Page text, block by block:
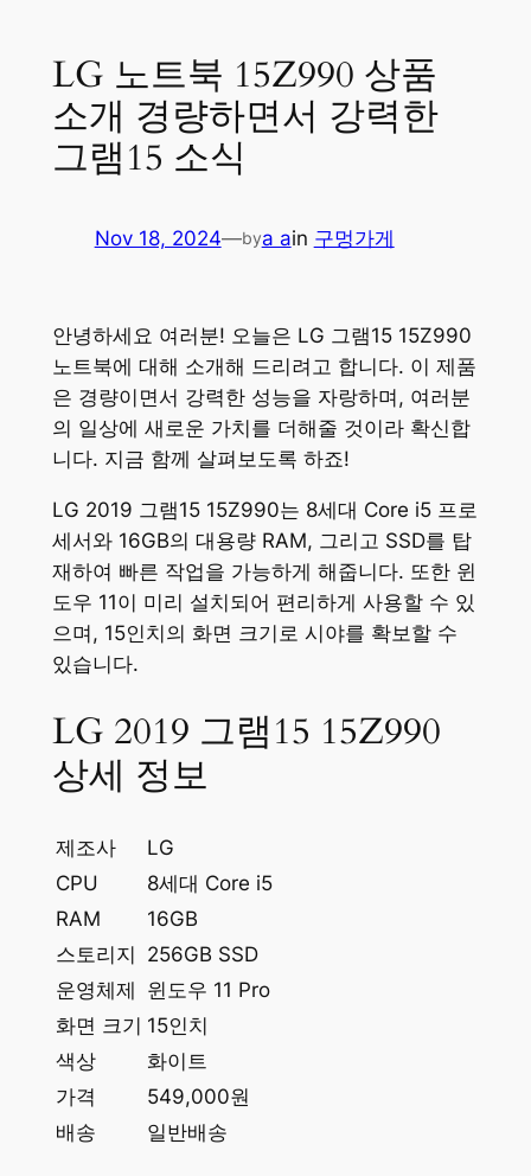
LG 노트북 15Z990 상품
소개 경량하면서 강력한
그램15 소식
Nov 18, 2024—bya ain 구멍가게
안녕하세요 여러분! 오늘은 LG 그램15 15Z990
노트북에 대해 소개해 드리려고 합니다. 이 제품
은 경량이면서 강력한 성능을 자랑하며, 여러분
의 일상에 새로운 가치를 더해줄 것이라 확신합
니다. 지금 함께 살펴보도록 하죠!
LG 2019 그램15 15Z990는 8세대 Core i5 프로
세서와 16GB의 대용량 RAM, 그리고 SSD를 탑
재하여 빠른 작업을 가능하게 해줍니다. 또한 윈
도우 11이 미리 설치되어 편리하게 사용할 수 있
으며, 15인치의 화면 크기로 시야를 확보할 수
있습니다.
LG 2019 그램15 15Z990
상세 정보
제조사
LG
CPU
8세대 Core i5
RAM
16GB
스토리지 256GB SSD
운영체제 윈도우 11 Pro
화면 크기 15인치
색상
화이트
가격
549,000원
배송
일반배송